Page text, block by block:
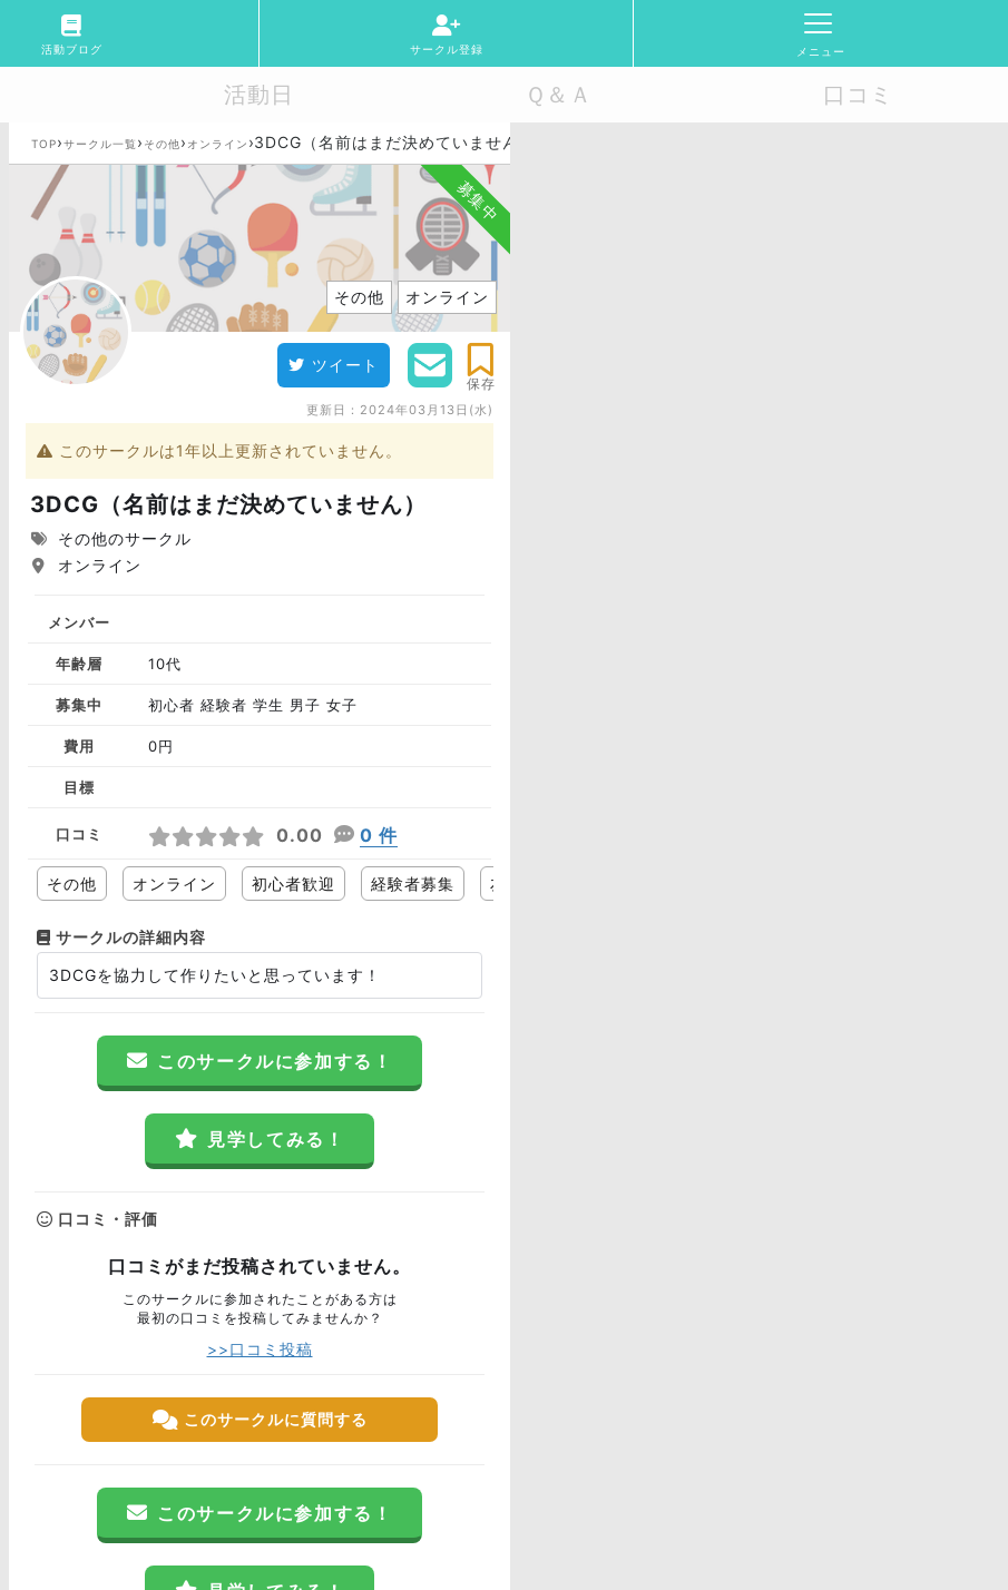
活動ブログ サークル登録 メニュー
活動日 Ｑ＆Ａ 口コミ
TOP›サークル一覧 › その他› オンライン ›3DCG（名前はまだ決めていません）
募集中
その他 オンライン
ツイート
保存
更新日： 2024年03月13日(水)
このサークルは1年以上更新されていません。
3DCG（名前はまだ決めていません）
その他のサークル
オンライン
メンバー
年齢層 10代
募集中 初心者 経験者 学生 男子 女子
費用 0円
目標
口コミ 0.00 0 件
その他 オンライン 初心者歓迎 経験者募集 友達作り
サークルの詳細内容
3DCGを協力して作りたいと思っています！
このサークルに参加する！
見学してみる！
口コミ・評価
口コミがまだ投稿されていません。
このサークルに参加されたことがある方は
最初の口コミを投稿してみませんか？
>>口コミ投稿
このサークルに質問する
このサークルに参加する！